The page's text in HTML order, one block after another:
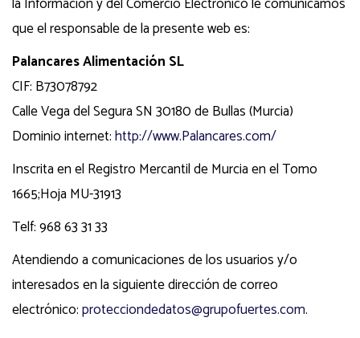
que el responsable de la presente web es:
Palancares Alimentación SL
CIF: B73078792
Calle Vega del Segura SN 30180 de Bullas (Murcia)
Dominio internet:http://www.Palancares.com/
Inscrita en el Registro Mercantil de Murcia en el Tomo
1665;Hoja MU-31913
Telf: 968 63 31 33
Atendiendo a comunicaciones de los usuarios y/o
interesados en la siguiente dirección de correo
electrónico:protecciondedatos@grupofuertes.com.